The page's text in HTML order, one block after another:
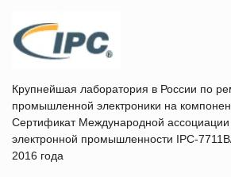
Крупнейшая лаборатория в России по
промышленной электроники на
Сертификат Международной ассоциации
электронной промышленности IPC-
2016 года